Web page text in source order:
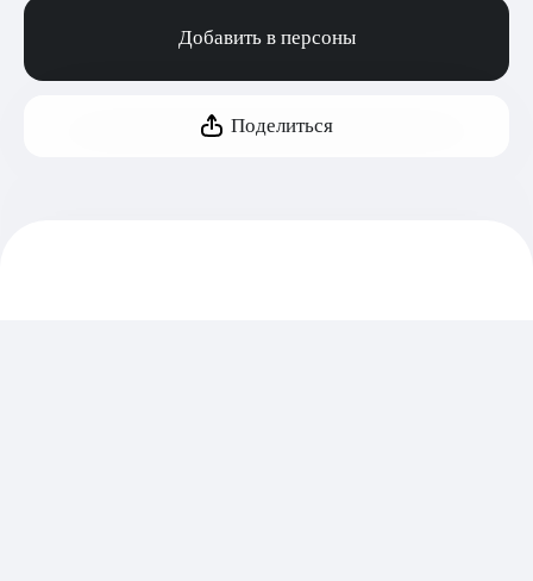
Добавить в персоны
Поделиться